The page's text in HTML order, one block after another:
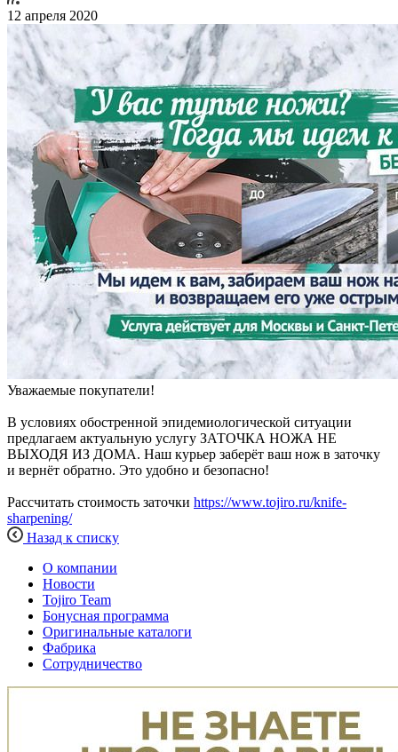
12 апреля 2020
Уважаемые покупатели!
В условиях обостренной эпидемиологической ситуации
предлагаем актуальную услугу ЗАТОЧКА НОЖА НЕ
ВЫХОДЯ ИЗ ДОМА. Наш курьер заберёт ваш нож в заточку
и вернёт обратно. Это удобно и безопасно!
Рассчитать стоимость заточки https://www.tojiro.ru/knife-
sharpening/
Назад к списку
О компании
Новости
Tojiro Team
Бонусная программа
Оригинальные каталоги
Фабрика
Сотрудничество